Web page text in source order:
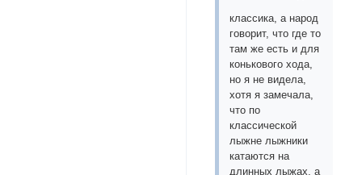
классика, а народ
говорит, что где то
там же есть и для
конькового хода,
но я не видела,
хотя я замечала,
что по
классической
лыжне лыжники
катаются на
длинных лыжах, а